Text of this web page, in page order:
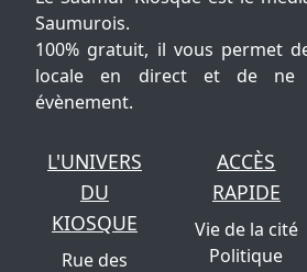
Saumurois.
100% gratuit, il vous permet
locale en direct et de ne
évènement.
L'UNIVERS
DU
KIOSQUE
Rue des
ACCÈS
RAPIDE
Vie de la cité
Politique